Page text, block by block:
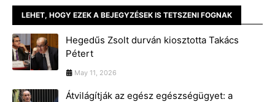
LEHET, HOGY EZEK A BEJEGYZÉSEK IS TETSZENI FOGNAK
Hegedűs Zsolt durván kiosztotta Takács
Pétert
May 11, 2026
Átvilágítják az egész egészségügyet: a